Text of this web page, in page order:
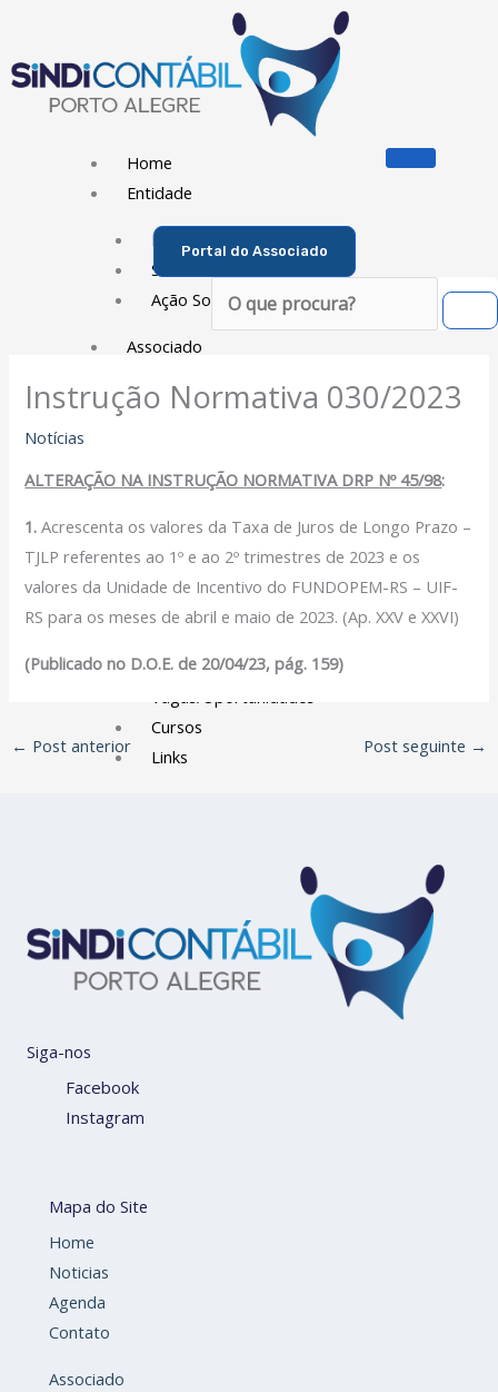
conteúdo
Home
Entidade
Diretoria
Sede Social
Ação Social
Associado
Porque ser um Associado
Dissídios e Convenções de Trabalho
Serviços
Convênios
Vagas/Oportunidades
Cursos
Links
X
Portal do Associado
Pesquisar
Instrução Normativa 030/2023
Notícias
ALTERAÇÃO NA INSTRUÇÃO NORMATIVA DRP Nº 45/98:
1. Acrescenta os valores da Taxa de Juros de Longo Prazo –
TJLP referentes ao 1º e ao 2º trimestres de 2023 e os
valores da Unidade de Incentivo do FUNDOPEM-RS – UIF-
RS para os meses de abril e maio de 2023. (Ap. XXV e XXVI)
(Publicado no D.O.E. de 20/04/23, pág. 159)
← Post anterior Post seguinte →
Siga-nos
Facebook
Instagram
Mapa do Site
Home
Noticias
Agenda
Contato
Associado